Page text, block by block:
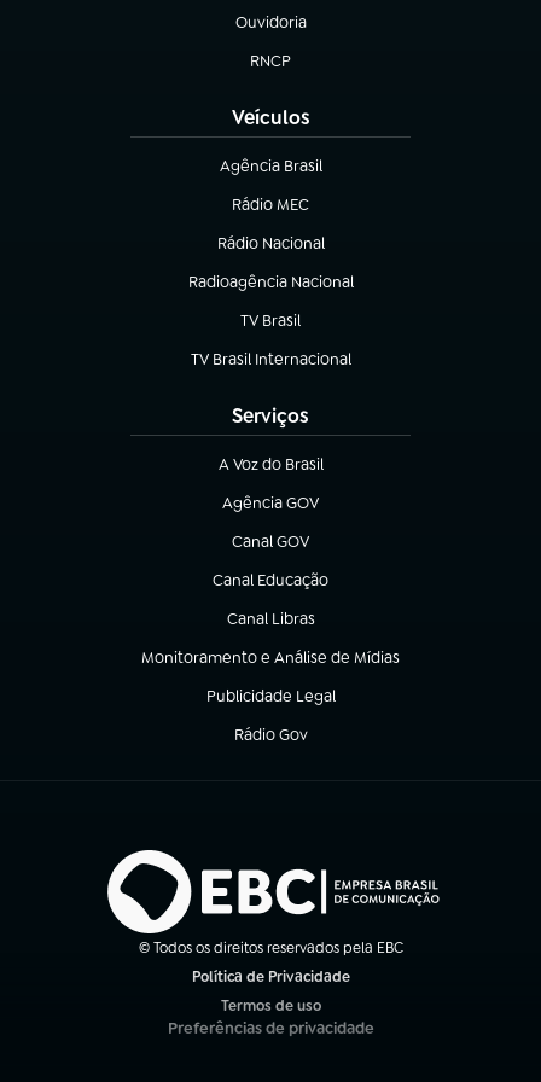
Ouvidoria
(abre em nova aba)
RNCP
(abre em nova aba)
Veículos
Agência Brasil
(abre em nova aba)
Rádio MEC
(abre em nova aba)
Rádio Nacional
Radioagência Nacional
(abre em nova aba)
TV Brasil
(abre em nova aba)
TV Brasil Internacional
(abre em nova aba)
Serviços
A Voz do Brasil
(abre em nova aba)
Agência GOV
(abre em nova aba)
Canal GOV
(abre em nova aba)
Canal Educação
(abre em nova aba)
Canal Libras
(abre em nova aba)
Monitoramento e Análise de Mídias
(abre em nova aba)
Publicidade Legal
(abre em nova aba)
Rádio Gov
(abre em nova aba)
© Todos os direitos reservados pela EBC
Política de Privacidade
Termos de uso
(abre em nova aba)
Preferências de privacidade